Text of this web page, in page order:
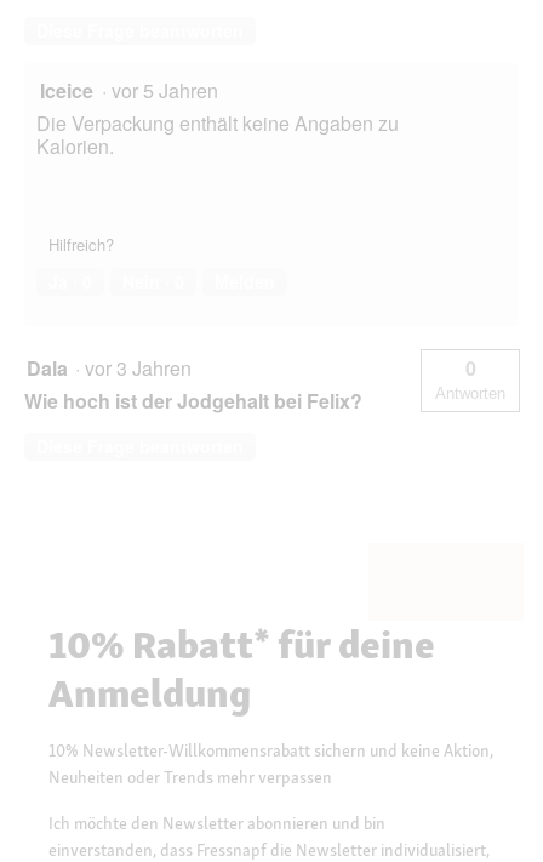
Iceice · vor 5 Jahren
Die Verpackung enthält keine Angaben zu
Kalorien.
Hilfreich?
Dala · vor 3 Jahren
Wie hoch ist der Jodgehalt bei Felix?
0
Antworten
10% Rabatt* für deine
Anmeldung
10% Newsletter-Willkommensrabatt sichern und keine Aktion,
Neuheiten oder Trends mehr verpassen
Ich möchte den Newsletter abonnieren und bin
einverstanden, dass Fressnapf die Newsletter individualisiert,